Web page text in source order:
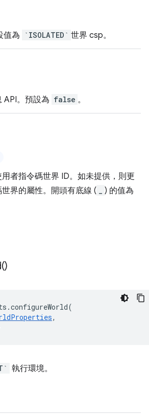
值為 `ISOLATED` 世界 csp。
API。預設為 false 。
者指令碼世界 ID。如未提供，則更
界的屬性。開頭有底線 (
) 的值為
)
.configureWorld(
,
執行環境。